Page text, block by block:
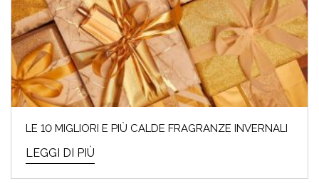
LE 10 MIGLIORI E PIÙ CALDE FRAGRANZE INVERNALI
LEGGI DI PIÙ